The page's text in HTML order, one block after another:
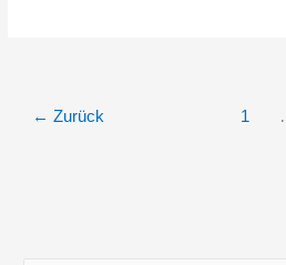
← Zurück 1